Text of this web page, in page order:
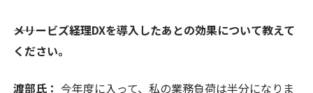
――メリービズ経理DXを導入したあとの効果について教えて
ください。
渡部氏： 今年度に入って、私の業務負荷は半分になりま